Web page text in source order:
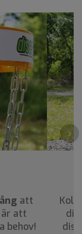
›
att
är att
behov!